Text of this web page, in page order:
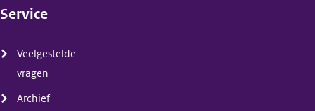
Service
Veelgestelde
vragen
Archief